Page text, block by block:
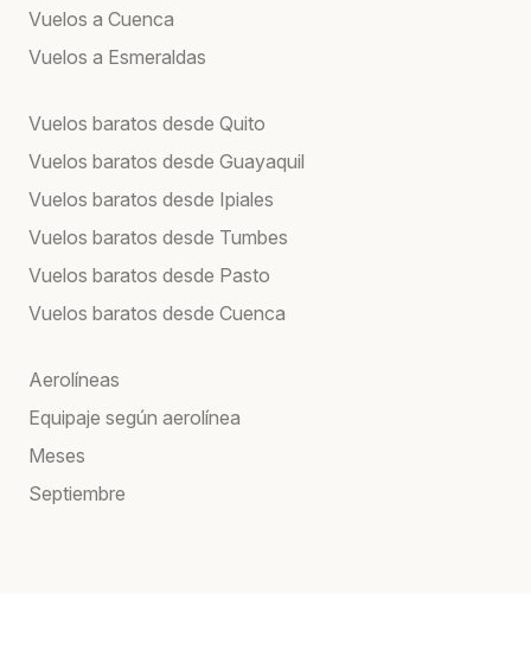
Vuelos a Cuenca
Vuelos a Esmeraldas
Vuelos baratos desde Quito
Vuelos baratos desde Guayaquil
Vuelos baratos desde Ipiales
Vuelos baratos desde Tumbes
Vuelos baratos desde Pasto
Vuelos baratos desde Cuenca
Aerolíneas
Equipaje según aerolínea
Meses
Septiembre